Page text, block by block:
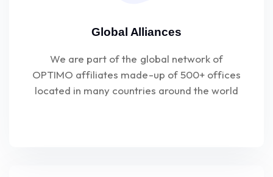
Global Alliances
We are part of the global network of
OPTIMO affiliates made-up of 500+ offices
located in many countries around the world